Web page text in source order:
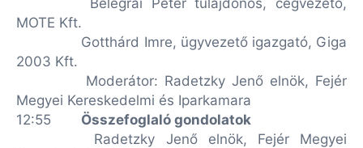
Belegrai Péter tulajdonos, cégvezető,
MOTE Kft.
Gotthárd Imre, ügyvezető igazgató, Giga
2003 Kft.
Moderátor: Radetzky Jenő elnök, Fejér
Megyei Kereskedelmi és Iparkamara
12:55
Összefoglaló gondolatok
Radetzky Jenő elnök, Fejér Megyei